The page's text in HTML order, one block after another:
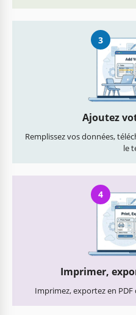
3
Ajoutez
Remplissez vos données,
le
4
Imprimer,
Imprimez, exportez en